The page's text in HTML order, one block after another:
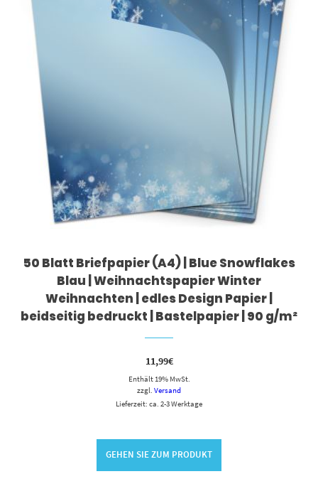
50 Blatt Briefpapier (A4) | Blue Snowflakes
Blau | Weihnachtspapier Winter
Weihnachten | edles Design Papier |
beidseitig bedruckt | Bastelpapier | 90 g/m²
11,99€
Enthält 19% MwSt.
zzgl. Versand
Lieferzeit: ca. 2-3 Werktage
GEHEN SIE ZUM PRODUKT